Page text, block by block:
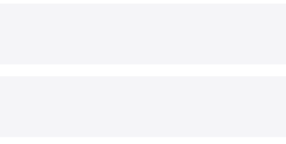
LED blinkt (ca. 2-mal pro